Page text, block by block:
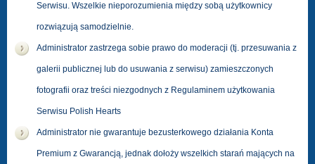
Serwisu. Wszelkie nieporozumienia między sobą użytkownicy
rozwiązują samodzielnie.
Administrator zastrzega sobie prawo do moderacji (tj. przesuwania z
galerii publicznej lub do usuwania z serwisu) zamieszczonych
fotografii oraz treści niezgodnych z Regulaminem użytkowania
Serwisu Polish Hearts
Administrator nie gwarantuje bezusterkowego działania Konta
Premium z Gwarancją, jednak dołoży wszelkich starań mających na